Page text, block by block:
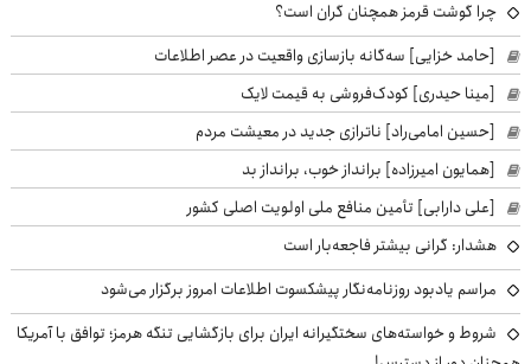
چرا گوشت قرمز همچنان گران است؟
[حامد خزایی] سه‌گانه بازسازی واقعیت در عصر اطلاعات
[مینا حیدری] کودک‌فروشی به قیمت لایک
[حسین امامی‌راد] ناترازی جدید در معیشت مردم
[همایون امیرزاده] برانداز خوب، برانداز بد
[علی دارابی] تأمین منافع ملی اولویت اصلی کشور
هشدار: گرانی بیشتر فاجعه‌بار است
مراسم یادبود روزنامه‌نگار پیشکسوت اطلاعات امروز برگزار می‌شود
شروط و خواسته‌های سختگیرانه ایران برای بازگشایی تنگه هرمز؛ توافق با آمریکا